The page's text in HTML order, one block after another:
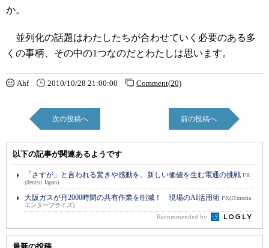
か。
並列化の話題はわたしたちが合わせていく必要のある多
くの事柄、その中の1つなのだとわたしは思います。
Ahf 2010/10/28 21:00:00 Comment(20)
次の投稿へ 前の投稿へ
以下の記事が関連あるようです
「さすが」と言われる驚きや感動を。新しい価値を生む電通の挑戦 PR
(dentsu Japan)
大阪ガスが月2000時間の共有作業を削減！ 現場のAI活用術 PR(ITmedia
エンタープライズ)
Recommended by